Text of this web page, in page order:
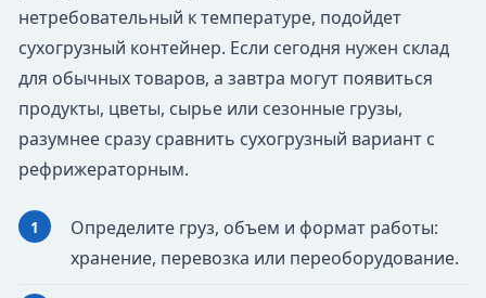
нетребовательный к температуре, подойдет
сухогрузный контейнер. Если сегодня нужен склад
для обычных товаров, а завтра могут появиться
продукты, цветы, сырье или сезонные грузы,
разумнее сразу сравнить сухогрузный вариант с
рефрижераторным.
Определите груз, объем и формат работы:
хранение, перевозка или переоборудование.